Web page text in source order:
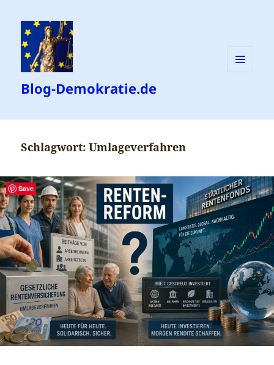
Blog-Demokratie.de
Schlagwort:Umlageverfahren
Save